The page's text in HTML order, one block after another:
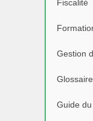
Fiscalité
Gestion
Glossaire
Guide